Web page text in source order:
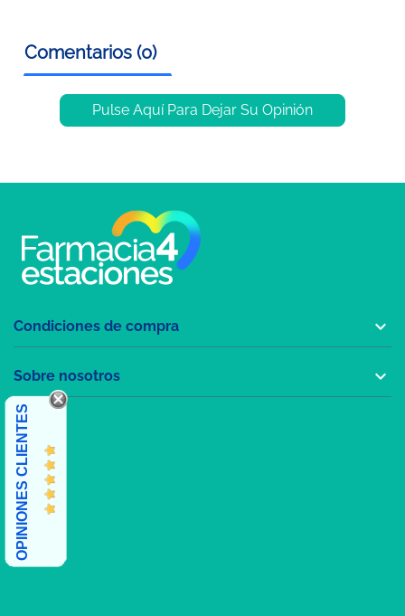
Comentarios (0)
Pulse Aquí Para Dejar Su Opinión
Condiciones de compra 
Sobre nosotros 
OPINIONES CLIENTES